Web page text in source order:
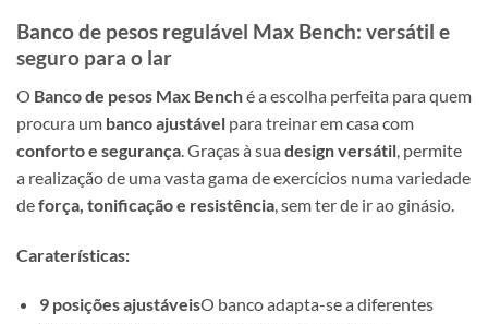
Banco de pesos regulável Max Bench: versátil e
seguro para o lar
O Banco de pesos Max Benché a escolha perfeita para quem
procura um banco ajustável para treinar em casa com
conforto e segurança. Graças à sua design versátil, permite
a realização de uma vasta gama de exercícios numa variedade
deforça, tonificação e resistência, sem ter de ir ao ginásio.
Caraterísticas:
9 posições ajustáveisO banco adapta-se a diferentes